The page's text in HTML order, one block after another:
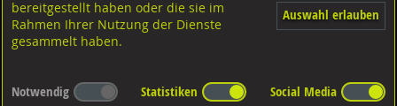
Dieser Artikel ist in 1Qualitäten erhältlich - Bitte wählen Sie...
bereitgestellt haben oder die sie im
Rahmen Ihrer Nutzung der Dienste
gesammelt haben.
Auswahl erlauben
Notwendig Statistiken
Social Media